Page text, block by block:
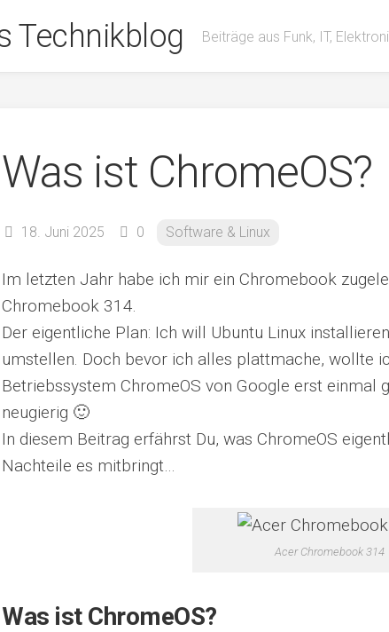
Technikblog Beiträge aus Funk, IT,
Was ist ChromeOS?
18. Juni 2025 0 Software & Linux
Im letzten Jahr habe ich mir ein Chromebook
Chromebook 314.
Der eigentliche Plan: Ich will Ubuntu Linux
umstellen. Doch bevor ich alles plattmache, wollte
Betriebssystem ChromeOS von Google erst einmal
neugierig 🙂
In diesem Beitrag erfährst Du, was ChromeOS
Nachteile es mitbringt…
Acer Chromebook 314
Was ist ChromeOS?